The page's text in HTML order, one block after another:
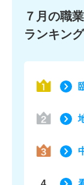
７月の職
ランキング